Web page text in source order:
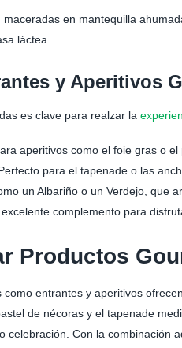
en mantequilla
láctea.
y Aperitivos
es clave para realzar la
aperitivos como el foie gras o
para el tapenade o las
un Albariño o un Verdejo, que
excelente complemento para
Productos
entrantes y aperitivos
de nécoras y el tapenade
celebración. Con la combinación